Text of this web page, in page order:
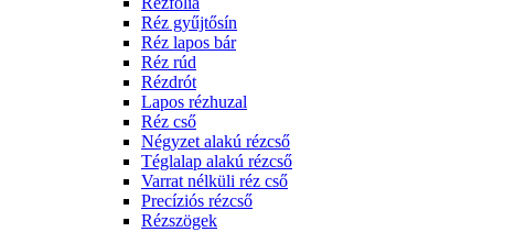
Réz gyűjtősín
Réz lapos bár
Réz rúd
Rézdrót
Lapos rézhuzal
Réz cső
Négyzet alakú rézcső
Téglalap alakú rézcső
Varrat nélküli réz cső
Precíziós rézcső
Rézszögek